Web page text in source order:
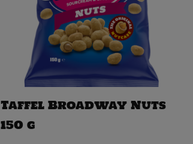
Taffel Broadway Nuts
150 g